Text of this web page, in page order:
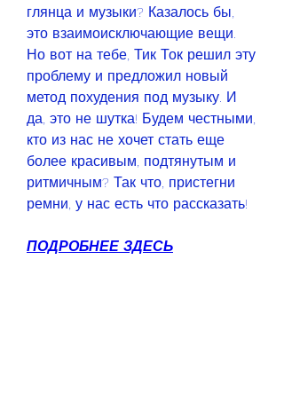
глянца и музыки? Казалось бы,
это взаимоисключающие вещи.
Но вот на тебе, Тик Ток решил эту
проблему и предложил новый
метод похудения под музыку. И
да, это не шутка! Будем честными,
кто из нас не хочет стать еще
более красивым, подтянутым и
ритмичным? Так что, пристегни
ремни, у нас есть что рассказать!
ПОДРОБНЕЕ ЗДЕСЬ